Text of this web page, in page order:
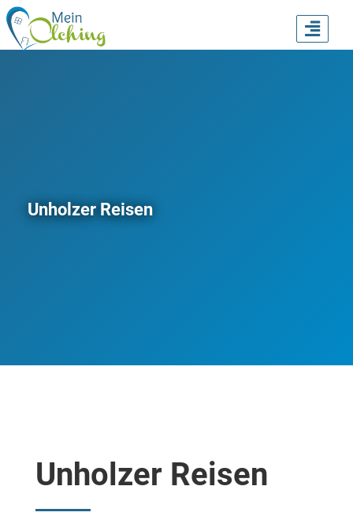
Unholzer Reisen
Unholzer Reisen